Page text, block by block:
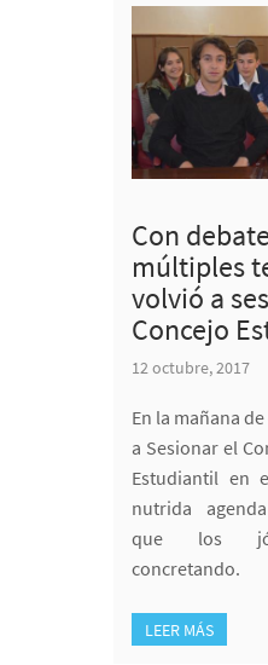
Con
múltiples
volvió a
Concejo
12 octubre, 2017
En la mañana
a Sesionar el
Estudiantil en
nutrida
que los
concretando.
LEER MÁS